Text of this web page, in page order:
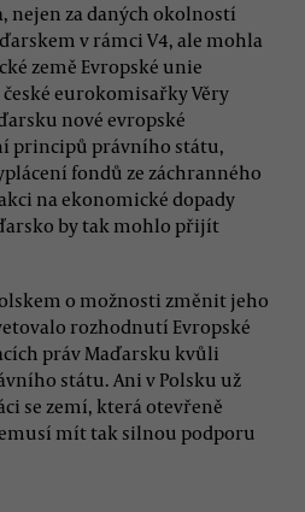
nejen za daných okolností
v rámci V4, ale mohla
země Evropské unie
eurokomisařky Věry
nové evropské
principů právního státu,
fondů ze záchranného
na ekonomické dopady
by tak mohlo přijít
o možnosti změnit jeho
rozhodnutí Evropské
práv Maďarsku kvůli
státu. Ani v Polsku už
se zemí, která otevřeně
mít tak silnou podporu